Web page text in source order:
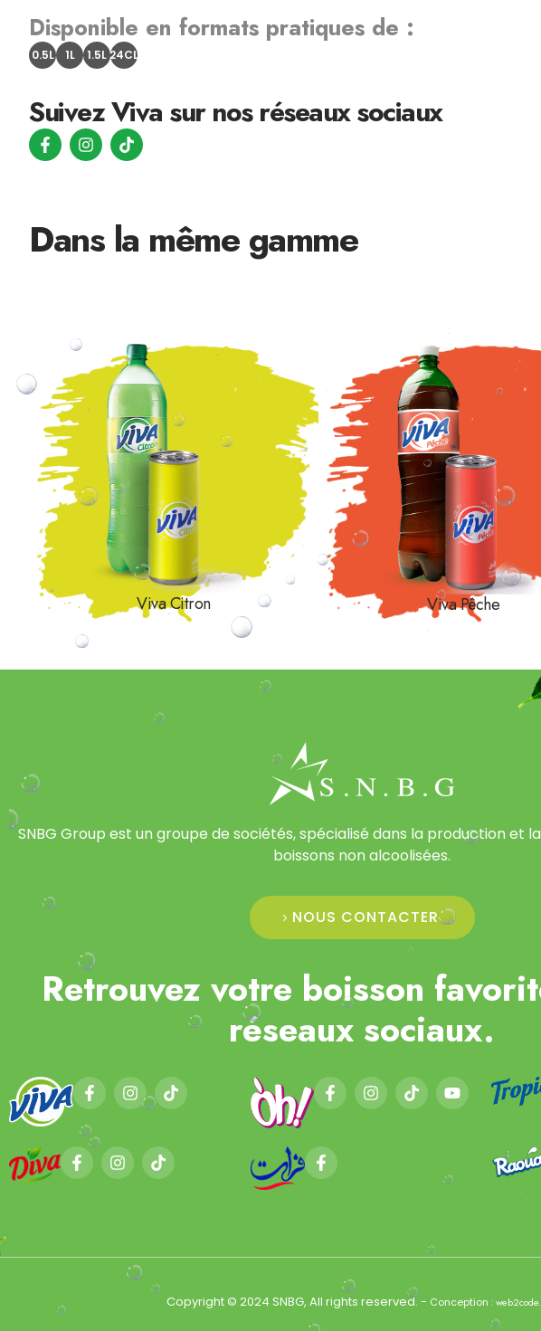
Disponible en formats pratiques de :
0.5L 1L 1.5L24CL
Suivez Viva sur nos réseaux sociaux
Dans la même gamme
Viva Citron Viva Pêche
SNBG Group est un groupe de sociétés, spécialisé dans la production et
boissons non alcoolisées.
NOUS CONTACTER
Retrouvez votre boisson
réseaux sociaux.
Copyright © 2024 SNBG, All rights reserved. - Conception :